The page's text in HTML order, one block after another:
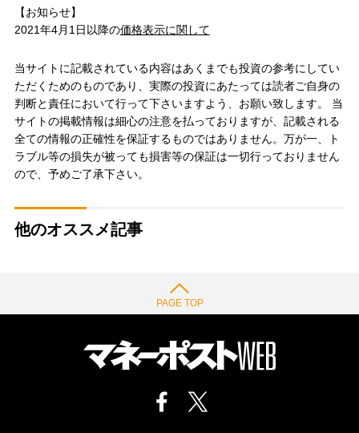
【お知らせ】
2021年4月1日以降の価格表示に関して
当サイトに記載されている内容はあくまでも投資の参考にしてい
ただくためのものであり、実際の投資にあたっては読者ご自身の
判断と責任において行って下さいますよう、お願い致します。 当
サイトの掲載情報は細心の注意を払っておりますが、記載される
全ての情報の正確性を保証するものではありません。万が一、ト
ラブル等の損失が被っても損害等の保証は一切行っておりません
ので、予めご了承下さい。
他のオススメ記事
PAGE TOP